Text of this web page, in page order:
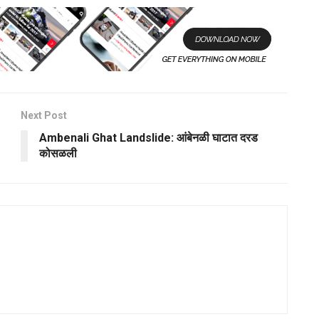
Next Post
Ambenali Ghat Landslide: आंबेनळी घाटात दरड
कोसळली